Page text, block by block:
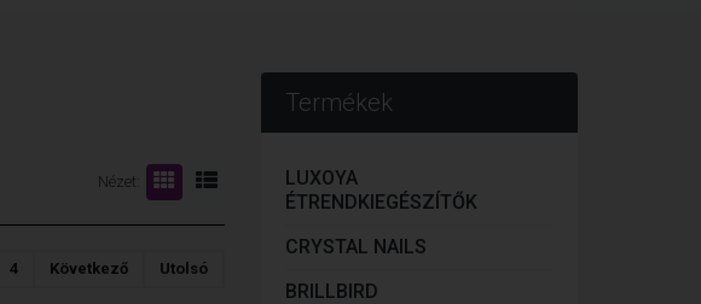
Nézet:
4 Következő Utolsó
Termékek
LUXOYA
ÉTRENDKIEGÉSZÍTŐK
CRYSTAL NAILS
BRILLBIRD